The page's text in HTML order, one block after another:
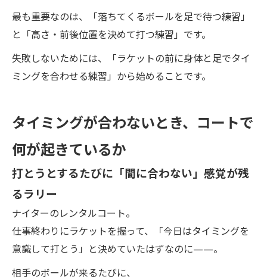
最も重要なのは、「落ちてくるボールを足で待つ練習」
と「高さ・前後位置を決めて打つ練習」です。
失敗しないためには、「ラケットの前に身体と足でタイ
ミングを合わせる練習」から始めることです。
タイミングが合わないとき、コートで
何が起きているか
打とうとするたびに「間に合わない」感覚が残
るラリー
ナイターのレンタルコート。
仕事終わりにラケットを握って、「今日はタイミングを
意識して打とう」と決めていたはずなのに——。
相手のボールが来るたびに、